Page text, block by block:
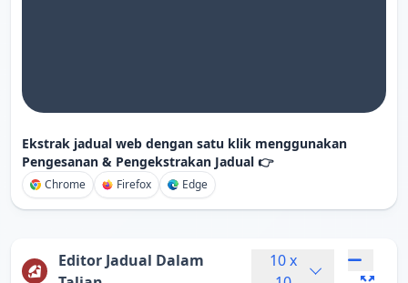
Ekstrak jadual web dengan satu klik menggunakan
Pengesanan & Pengekstrakan Jadual 👉
Chrome Firefox Edge
Editor Jadual Dalam
10 x